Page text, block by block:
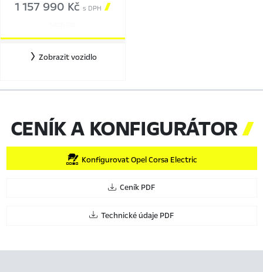
1 157 990 Kčs DPH 
Zobrazit vozidlo
CENÍK A KONFIGURÁTOR
Konfigurovat Opel Corsa Electric
Ceník PDF
Technické údaje PDF